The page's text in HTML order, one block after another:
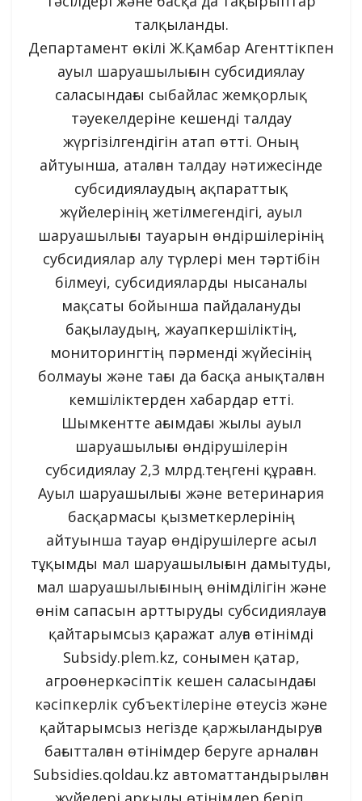
талқыланды.
Департамент өкілі Ж.Қамбар Агенттікпен
ауыл шаруашылығын субсидиялау
саласындағы сыбайлас жемқорлық
тәуекелдеріне кешенді талдау
жүргізілгендігін атап өтті. Оның
айтуынша, аталған талдау нәтижесінде
субсидиялаудың ақпараттық
жүйелерінің жетілмегендігі, ауыл
шаруашылығы тауарын өндіршілерінің
субсидиялар алу түрлері мен тәртібін
білмеуі, субсидияларды нысаналы
мақсаты бойынша пайдалануды
бақылаудың, жауапкершіліктің,
мониторингтің пәрменді жүйесінің
болмауы және тағы да басқа анықталған
кемшіліктерден хабардар етті.
Шымкентте ағымдағы жылы ауыл
шаруашылығы өндірушілерін
субсидиялау 2,3 млрд.теңгені құраған.
Ауыл шаруашылығы және ветеринария
басқармасы қызметкерлерінің
айтуынша тауар өндірушілерге асыл
тұқымды мал шаруашылығын дамытуды,
мал шаруашылығының өнімділігін және
өнім сапасын арттыруды субсидиялауға
қайтарымсыз қаражат алуға өтінімді
Subsidy.plem.kz, сонымен қатар,
агроөнеркәсіптік кешен саласындағы
кәсіпкерлік субъектілеріне өтеусіз және
қайтарымсыз негізде қаржыландыруға
бағытталған өтінімдер беруге арналған
Subsidies.qoldau.kz автоматтандырылған